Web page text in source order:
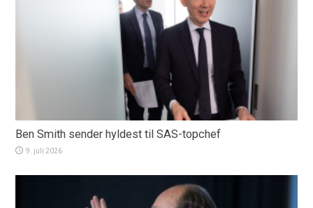
Ben Smith sender hyldest til SAS-topchef
9. juli 2026